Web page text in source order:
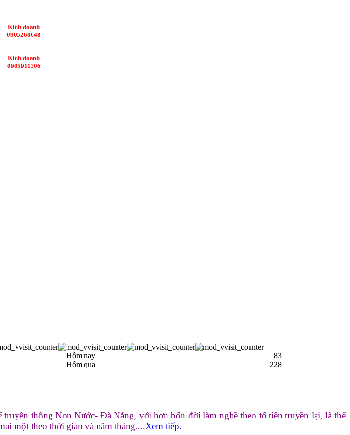
Kinh doanh
0905260048
Kinh doanh
0905911306
Hôm nay
83
Hôm qua
228
truyền thống Non Nước- Đà Nẵng, với hơn bốn đời làm nghề theo tổ tiên truyền lại, là thế
một theo thời gian và năm tháng....Xem tiếp.